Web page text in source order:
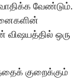
வேண்டும்.
விஷயத்தில் ஒரு
குறைக்கும்